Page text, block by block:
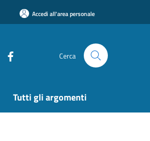
Accedi all'area personale
Cerca
Tutti gli argomenti